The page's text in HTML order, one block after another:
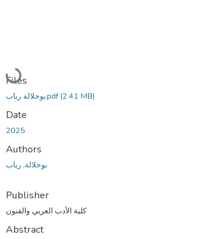
Loading...
Files
بوحلالة رباب.pdf(2.41 MB)
Date
2025
Authors
بوحلالة, رباب
Publisher
كلية الأدب العربي والفنون
Abstract